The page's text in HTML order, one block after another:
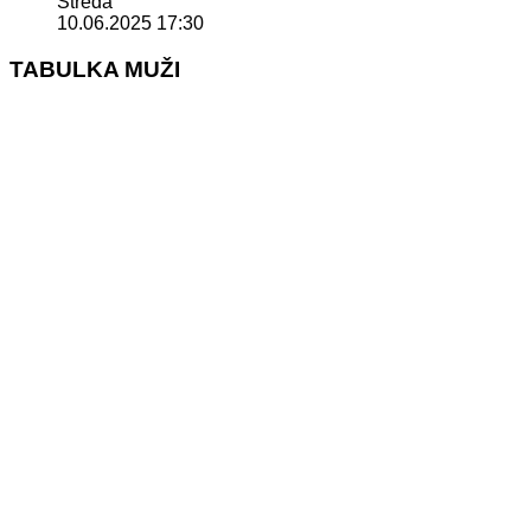
10.06.2025 17:30
TABULKA MUŽI